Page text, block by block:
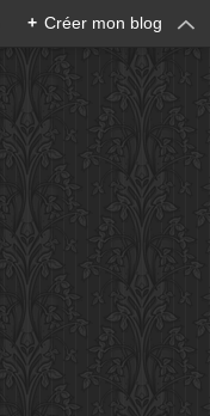
+ Créer mon blog